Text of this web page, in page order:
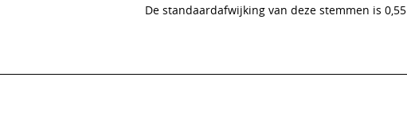
De standaardafwijking van deze stemmen is 0,55